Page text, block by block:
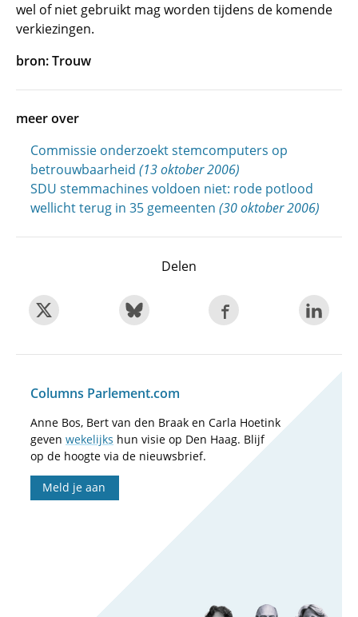
wel of niet gebruikt mag worden tijdens de komende
verkiezingen.
bron: Trouw
meer over
Commissie onderzoekt stemcomputers op
betrouwbaarheid (13 oktober 2006)
SDU stemmachines voldoen niet: rode potlood
wellicht terug in 35 gemeenten (30 oktober 2006)
Delen
Columns Parlement.com
Anne Bos, Bert van den Braak en Carla Hoetink
geven wekelijks hun visie op Den Haag. Blijf
op de hoogte via de nieuwsbrief.
Meld je aan